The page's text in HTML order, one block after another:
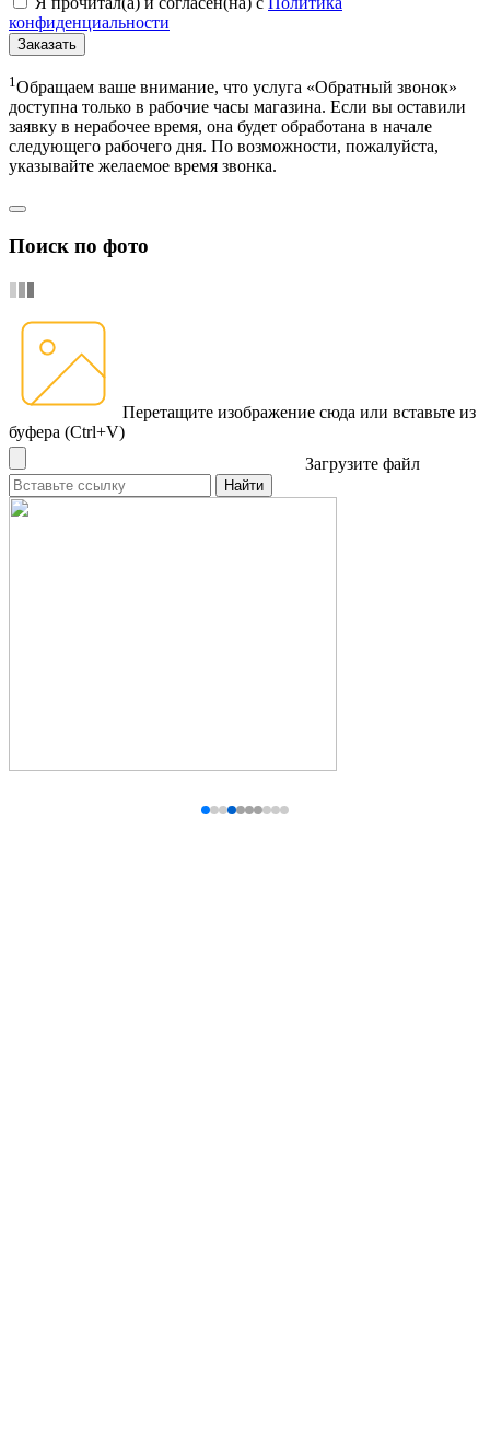
конфиденциальности
Заказать
1 Обращаем ваше внимание, что услуга «Обратный звонок»
доступна только в рабочие часы магазина. Если вы оставили
заявку в нерабочее время, она будет обработана в начале
следующего рабочего дня. По возможности, пожалуйста,
указывайте желаемое время звонка.
Поиск по фото
Перетащите изображение сюда или вставьте из
буфера (Ctrl+V)
Загрузите файл
Найти